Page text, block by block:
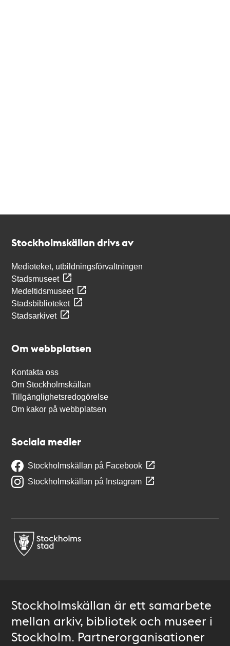
Stockholmskällan drivs av
Medioteket, utbildningsförvaltningen
Stadsmuseet
Medeltidsmuseet
Stadsbiblioteket
Stadsarkivet
Om webbplatsen
Kontakta oss
Om Stockholmskällan
Tillgänglighetsredogörelse
Om kakor på webbplatsen
Sociala medier
Stockholmskällan på Facebook
Stockholmskällan på Instagram
Stockholmskällan är ett samarbete
mellan arkiv, bibliotek och museer i
Stockholm. Partnerorganisationer